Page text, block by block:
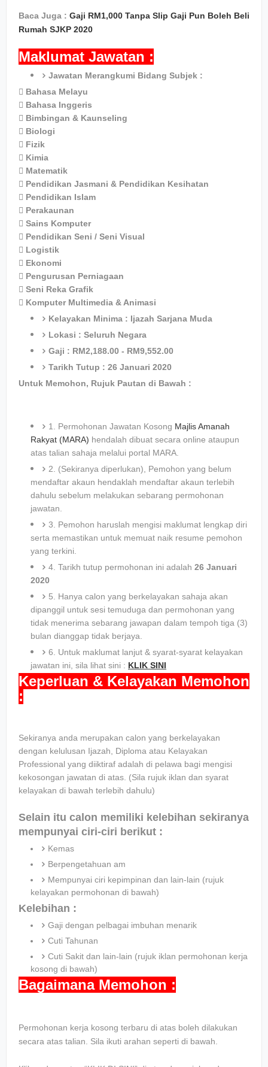
Baca Juga : Gaji RM1,000 Tanpa Slip Gaji Pun Boleh Beli
Rumah SJKP 2020
Maklumat Jawatan :
Jawatan Merangkumi Bidang Subjek :
 Bahasa Melayu
 Bahasa Inggeris
 Bimbingan & Kaunseling
 Biologi
 Fizik
 Kimia
 Matematik
 Pendidikan Jasmani & Pendidikan Kesihatan
 Pendidikan Islam
 Perakaunan
 Sains Komputer
 Pendidikan Seni / Seni Visual
 Logistik
 Ekonomi
 Pengurusan Perniagaan
 Seni Reka Grafik
 Komputer Multimedia & Animasi
Kelayakan Minima : Ijazah Sarjana Muda
Lokasi : Seluruh Negara
Gaji : RM2,188.00 - RM9,552.00
Tarikh Tutup : 26 Januari 2020
Untuk Memohon, Rujuk Pautan di Bawah :
1. Permohonan Jawatan Kosong Majlis Amanah
Rakyat (MARA) hendalah dibuat secara online ataupun
atas talian sahaja melalui portal MARA.
2. (Sekiranya diperlukan), Pemohon yang belum
mendaftar akaun hendaklah mendaftar akaun terlebih
dahulu sebelum melakukan sebarang permohonan
jawatan.
3. Pemohon haruslah mengisi maklumat lengkap diri
serta memastikan untuk memuat naik resume pemohon
yang terkini.
4. Tarikh tutup permohonan ini adalah 26 Januari
2020
5. Hanya calon yang berkelayakan sahaja akan
dipanggil untuk sesi temuduga dan permohonan yang
tidak menerima sebarang jawapan dalam tempoh tiga (3)
bulan dianggap tidak berjaya.
6. Untuk maklumat lanjut & syarat-syarat kelayakan
jawatan ini, sila lihat sini : KLIK SINI
Keperluan & Kelayakan Memohon
:
Sekiranya anda merupakan calon yang berkelayakan
dengan kelulusan Ijazah, Diploma atau Kelayakan
Professional yang diiktiraf adalah di pelawa bagi mengisi
kekosongan jawatan di atas. (Sila rujuk iklan dan syarat
kelayakan di bawah terlebih dahulu)
Selain itu calon memiliki kelebihan sekiranya
mempunyai ciri-ciri berikut :
Kemas
Berpengetahuan am
Mempunyai ciri kepimpinan dan lain-lain (rujuk
kelayakan permohonan di bawah)
Kelebihan :
Gaji dengan pelbagai imbuhan menarik
Cuti Tahunan
Cuti Sakit dan lain-lain (rujuk iklan permohonan kerja
kosong di bawah)
Bagaimana Memohon :
Permohonan kerja kosong terbaru di atas boleh dilakukan
secara atas talian. Sila ikuti arahan seperti di bawah.